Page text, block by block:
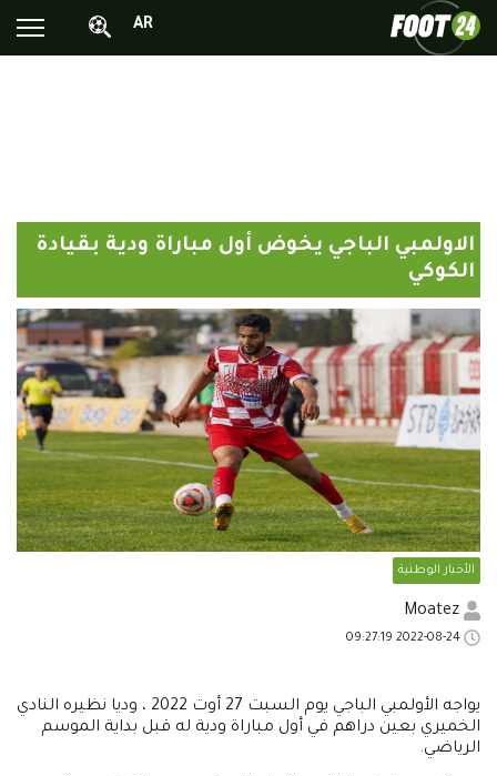
ألبومات الصور
أخبار متفرقة
البرامج
البث المباشر
Chrono24
Sports 24
AR
الاولمبي الباجي يخوض أول مباراة ودية بقيادة
الكوكي
الأخبار الوطنية
يواجه الأولمبي الباجي يوم السبت 27 أوت 2022 ، وديا نظيره النادي
الخميري بعين دراهم في أول مباراة ودية له قبل بداية الموسم
الرياضي.